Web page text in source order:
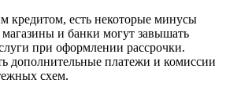
кредитом, есть некоторые минусы
и банки могут завышать
при оформлении рассрочки.
дополнительные платежи и комиссии
схем.